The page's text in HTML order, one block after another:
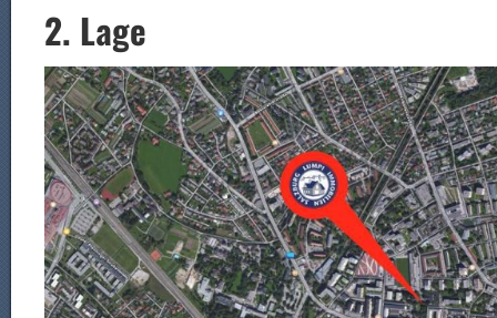
2. Lage